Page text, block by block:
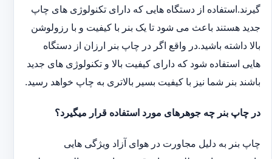
گیرند.استفاده از دستگاه هایی که دارای تکنولوژی های چاپ
جدید هستند باعث می شود تا یک بنر با کیفیت و با رزولوشن
بالا داشته باشید.در واقع اگر در چاپ بنر ارزان از دستگاه
هایی استفاده شود که دارای کیفیت بالا و تکنولوژی های جدید
باشند بنر شما نیز با کیفیت بسیر بالاتری به چاپ خواهد رسید.
در چاپ بنر چه جوهرهای مورد استفاده قرار میگیرد؟
چاپ بنر به دلیل مجاورت در هوای آزاد ویژگی هایی